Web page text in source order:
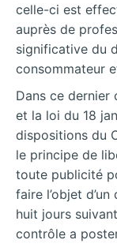
celle-ci est
auprès de
significative du
consommateur
Dans ce dernier
et la loi du 18
dispositions du
le principe de
toute publicité
faire l’objet
huit jours
contrôle a